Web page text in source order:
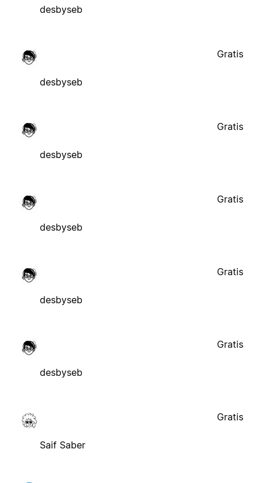
desbyseb
desbyseb
Gratis
desbyseb
Gratis
desbyseb
Gratis
desbyseb
Gratis
desbyseb
Gratis
Saif Saber
Gratis